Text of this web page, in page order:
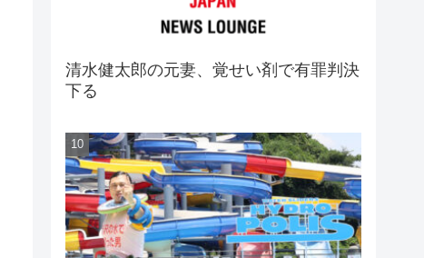
清水健太郎の元妻、覚せい剤で有罪判決
下る